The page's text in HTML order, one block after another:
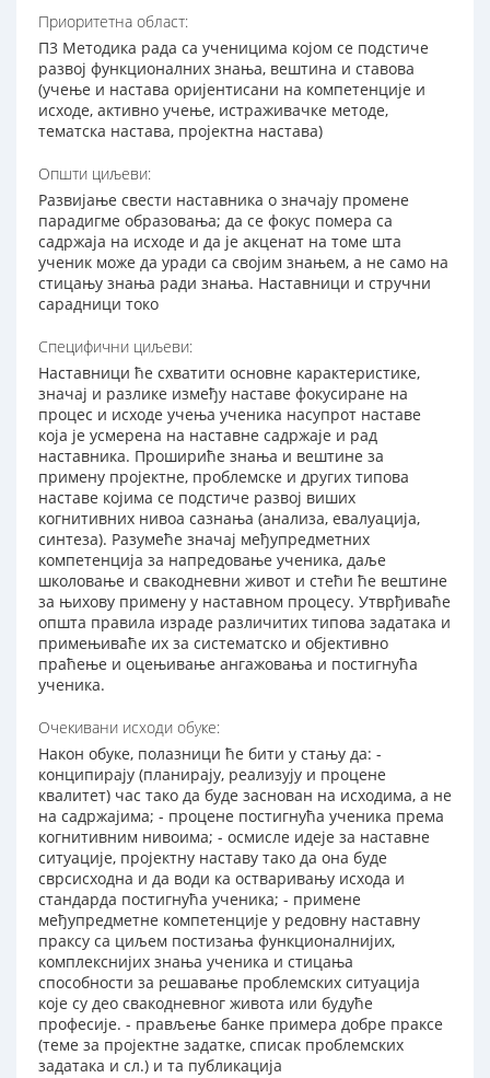
Приоритетна област:
П3 Методика рада са ученицима којом се подстиче
развој функционалних знања, вештина и ставова
(учење и настава оријентисани на компетенције и
исходе, активно учење, истраживачке методе,
тематска настава, пројектна настава)
Општи циљеви:
Развијање свести наставника о значају промене
парадигме образовања; да се фокус помера са
садржаја на исходе и да је акценат на томе шта
ученик може да уради са својим знањем, а не само на
стицању знања ради знања. Наставници и стручни
сарадници токо
Специфични циљеви:
Наставници ће схватити основне карактеристике,
значај и разлике између наставе фокусиране на
процес и исходе учења ученика насупрот наставе
која је усмерена на наставне садржаје и рад
наставника. Прошириће знања и вештине за
примену пројектне, проблемске и других типова
наставе којима се подстиче развој виших
когнитивних нивоа сазнања (анализа, евалуација,
синтеза). Разумеће значај међупредметних
компетенција за напредовање ученика, даље
школовање и свакодневни живот и стећи ће вештине
за њихову примену у наставном процесу. Утврђиваће
општа правила израде различитих типова задатака и
примењиваће их за систематско и објективно
праћење и оцењивање ангажовања и постигнућа
ученика.
Очекивани исходи обуке:
Након обуке, полазници ће бити у стању да: -
конципирају (планирају, реализују и процене
квалитет) час тако да буде заснован на исходима, а не
на садржајима; - процене постигнућа ученика према
когнитивним нивоима; - осмисле идеје за наставне
ситуације, пројектну наставу тако да она буде
сврсисходна и да води ка остваривању исхода и
стандарда постигнућа ученика; - примене
међупредметне компетенције у редовну наставну
праксу са циљем постизања функционалнијих,
комплекснијих знања ученика и стицања
способности за решавање проблемских ситуација
које су део свакодневног живота или будуће
професије. - прављење банке примера добре праксе
(теме за пројектне задатке, списак проблемских
задатака и сл.) и та публикација